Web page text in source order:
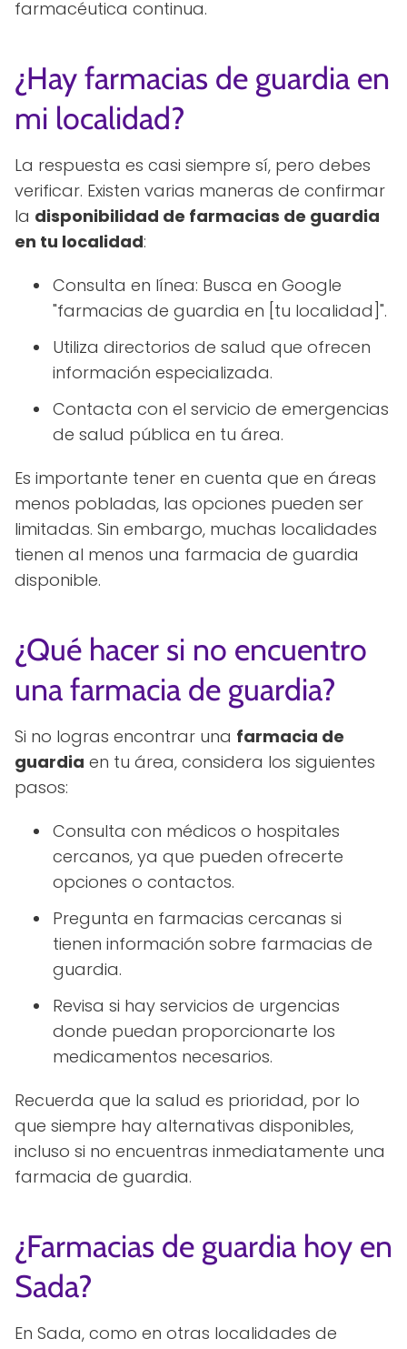
farmacéutica continua.
¿Hay farmacias de guardia en
mi localidad?
La respuesta es casi siempre sí, pero debes
verificar. Existen varias maneras de confirmar
la disponibilidad de farmacias de guardia
en tu localidad:
Consulta en línea: Busca en Google
"farmacias de guardia en [tu localidad]".
Utiliza directorios de salud que ofrecen
información especializada.
Contacta con el servicio de emergencias
de salud pública en tu área.
Es importante tener en cuenta que en áreas
menos pobladas, las opciones pueden ser
limitadas. Sin embargo, muchas localidades
tienen al menos una farmacia de guardia
disponible.
¿Qué hacer si no encuentro
una farmacia de guardia?
Si no logras encontrar una farmacia de
guardia en tu área, considera los siguientes
pasos:
Consulta con médicos o hospitales
cercanos, ya que pueden ofrecerte
opciones o contactos.
Pregunta en farmacias cercanas si
tienen información sobre farmacias de
guardia.
Revisa si hay servicios de urgencias
donde puedan proporcionarte los
medicamentos necesarios.
Recuerda que la salud es prioridad, por lo
que siempre hay alternativas disponibles,
incluso si no encuentras inmediatamente una
farmacia de guardia.
¿Farmacias de guardia hoy en
Sada?
En Sada, como en otras localidades de